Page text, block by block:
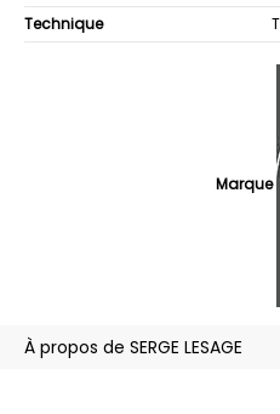
Technique
Marque
À propos de SERGE LESAGE